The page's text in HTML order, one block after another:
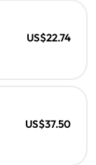
US$22.74
US$37.50